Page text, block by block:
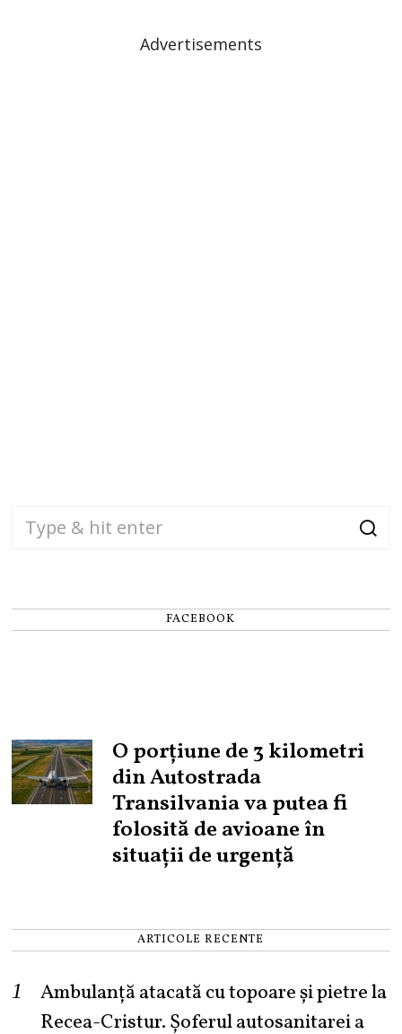
Advertisements
FACEBOOK
O porțiune de 3 kilometri
din Autostrada
Transilvania va putea fi
folosită de avioane în
situații de urgență
ARTICOLE RECENTE
Ambulanță atacată cu topoare și pietre la
Recea-Cristur. Șoferul autosanitarei a